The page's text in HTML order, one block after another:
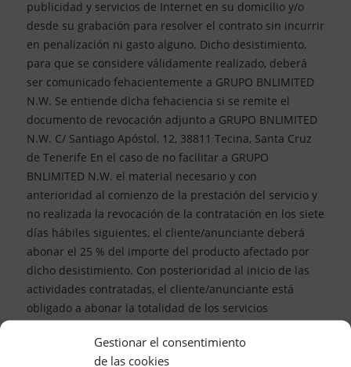
Gestionar el consentimiento
de las cookies
publicidad y servicios de Internet en su domicilio y/o
desde su grabación para resolver el contrato sin incurrir
en penalización ni gasto alguno. Dicho desistimiento,
para que se considere válidamente realizado, deberá
ser comunicado fehacientemente a GRUPO BNLIMITED
N.W. Se entiende dicha fehaciencia si se remite el
documento de revocación adjunto a GRUPO BNLIMITED
N.W. C/ Santiago Apóstol, 12, 38811 Tecina, Santa Cruz
de Tenerife En el caso de no facilitar a GRUPO
BNLIMITED N.W. el material necesario y con
anterioridad al comienzo de la prestación del servicio y
no realizada la revocación de la contratación en los siete
días hábiles siguientes, el cliente/anunciante deberá
abonar el 25 % del importe del producto afectado por
dicho desistimiento. Con posterioridad al inicio de las
actividades contratadas, el cliente/anunciante está
obligado a abonar la totalidad de los servicios
producidos por el desistimiento. De igual modo, desde
que se inserte en la web el nombre comercial, social o